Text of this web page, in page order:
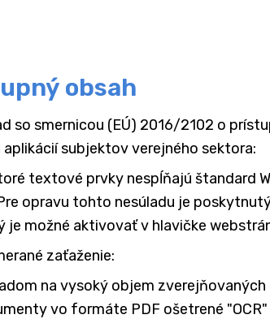
obsah
so smernicou (EÚ) 2016/2102 o
subjektov verejného sektora:
textové prvky nespĺňajú štandard
opravu tohto nesúladu je
je možné aktivovať v hlavičke
zaťaženie:
na vysoký objem
vo formáte PDF ošetrené